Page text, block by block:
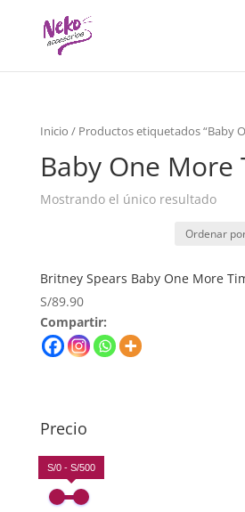
Inicio / Productos etiquetados “Baby
Baby One More
Mostrando el único resultado
Britney Spears Baby One More
S/89.90
Compartir:
Precio
S/0 - S/500